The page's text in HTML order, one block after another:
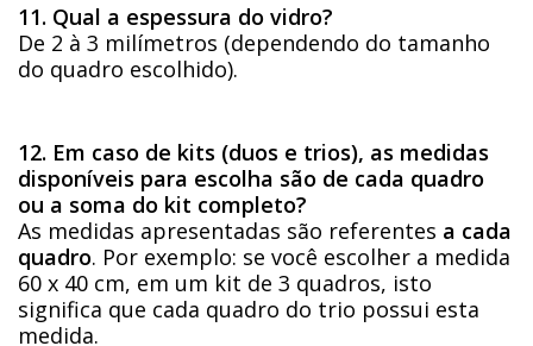
11. Qual a espessura do vidro?
De 2 à 3 milímetros (dependendo do tamanho
do quadro escolhido).
12. Em caso de kits (duos e trios), as medidas
disponíveis para escolha são de cada quadro
ou a soma do kit completo?
As medidas apresentadas são referentes a cada
quadro. Por exemplo: se você escolher a medida
60 x 40 cm, em um kit de 3 quadros, isto
significa que cada quadro do trio possui esta
medida.